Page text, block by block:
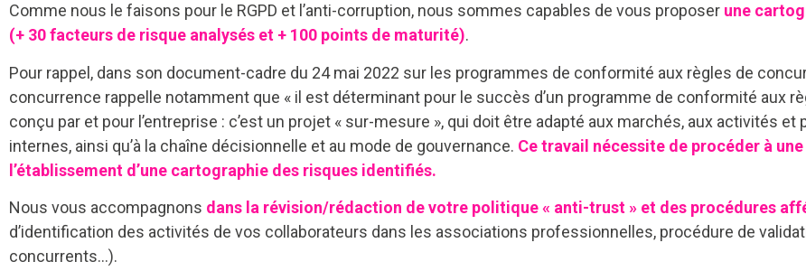
Comme nous le faisons pour le RGPD et l’anti-corruption, nous sommes capables de vous proposer une
(+ 30 facteurs de risque analysés et + 100 points de maturité).
Pour rappel, dans son document-cadre du 24 mai 2022 sur les programmes de conformité aux règles de
concurrence rappelle notamment que « il est déterminant pour le succès d’un programme de conformité aux
conçu par et pour l’entreprise : c’est un projet « sur-mesure », qui doit être adapté aux marchés, aux activités et
internes, ainsi qu’à la chaîne décisionnelle et au mode de gouvernance. Ce travail nécessite de procéder à
l’établissement d’une cartographie des risques identifiés.
Nous vous accompagnons dans la révision/rédaction de votre politique « anti-trust » et des procédures
d’identification des activités de vos collaborateurs dans les associations professionnelles, procédure de
concurrents…).